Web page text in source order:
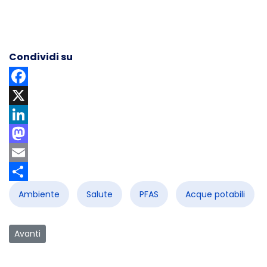
Condividi su
Facebook
X
LinkedIn
Mastodon
Email
Share
Ambiente Salute PFAS Acque potabili
Articolo successivo: Salute e stili di vita
Avanti